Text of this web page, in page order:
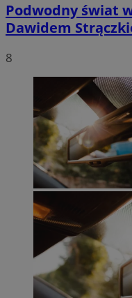
Podwodny świat
Dawidem
8